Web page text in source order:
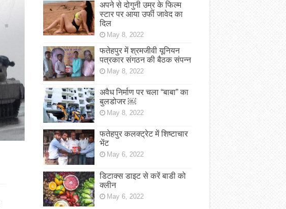
अपने से दोगुनी उम्र के फिल्म
स्टार पर आया उर्फी जावेद का
दिल
May 8, 2022
फतेहपुर में श्रमजीवी यूनियन
पत्रकार संगठन की बैठक संपन्न
May 8, 2022
अवैध निर्माण पर चला “बाबा” का
बुलडोजर ￼
May 8, 2022
फतेहपुर कलक्ट्रेट में शिष्टाचार
भेंट
May 6, 2022
डिटाक्स डाइट से करें बाडी को
क्लीन
May 6, 2022